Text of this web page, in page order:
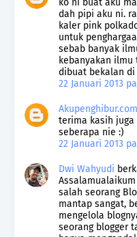
dah pipi aku ni.
kaler pink
untuk
sebab banyak
kebanyakan
dibuat bekalan di
22 Januari 2013
Akupenghibur.com
terima kasih
seberapa nie :)
22 Januari 2013
Dwi Wahyudi
salah seorang
mantap sangat,
mengelola
seorang blogger